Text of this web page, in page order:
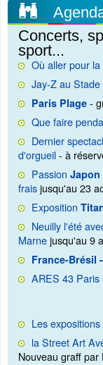
Concerts,
sport...
Où aller pour
Jay-Z au
Paris Plage -
Que faire
Dernier
d'orgueil- à
Passion Japon
fraisjusqu'au 23
Exposition
Neuilly l'été
Marnejusqu'au 9
France-Brésil
ARES 43
Les
la Street Art
Nouveau graff